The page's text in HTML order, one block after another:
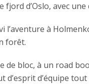
fjord d’Oslo, avec
à
forêt.
de bloc, à un road
d’esprit d’équipe